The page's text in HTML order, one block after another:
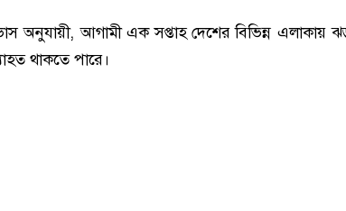
অনুযায়ী, আগামী এক সপ্তাহ দেশের বিভিন্ন এলাকায়
থাকতে পারে।